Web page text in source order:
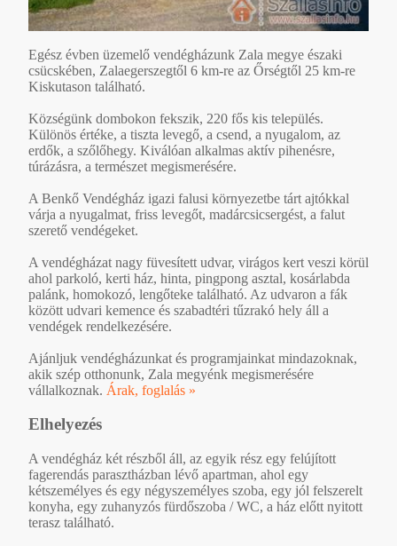
Egész évben üzemelő vendégházunk Zala megye északi
csücskében, Zalaegerszegtől 6 km-re az Őrségtől 25 km-re
Kiskutason található.
Községünk dombokon fekszik, 220 fős kis település.
Különös értéke, a tiszta levegő, a csend, a nyugalom, az
erdők, a szőlőhegy. Kiválóan alkalmas aktív pihenésre,
túrázásra, a természet megismerésére.
A Benkő Vendégház igazi falusi környezetbe tárt ajtókkal
várja a nyugalmat, friss levegőt, madárcsicsergést, a falut
szerető vendégeket.
A vendégházat nagy füvesített udvar, virágos kert veszi körül
ahol parkoló, kerti ház, hinta, pingpong asztal, kosárlabda
palánk, homokozó, lengőteke található. Az udvaron a fák
között udvari kemence és szabadtéri tűzrakó hely áll a
vendégek rendelkezésére.
Ajánljuk vendégházunkat és programjainkat mindazoknak,
akik szép otthonunk, Zala megyénk megismerésére
vállalkoznak. Árak, foglalás »
Elhelyezés
A vendégház két részből áll, az egyik rész egy felújított
fagerendás parasztházban lévő apartman, ahol egy
kétszemélyes és egy négyszemélyes szoba, egy jól felszerelt
konyha, egy zuhanyzós fürdőszoba / WC, a ház előtt nyitott
terasz található.